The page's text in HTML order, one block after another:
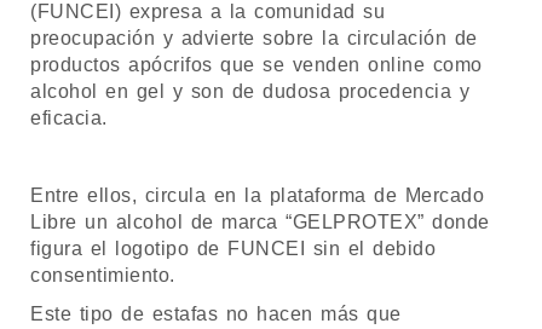
(FUNCEI) expresa a la comunidad su
preocupación y advierte sobre la circulación de
productos apócrifos que se venden online como
alcohol en gel y son de dudosa procedencia y
eficacia.
Entre ellos, circula en la plataforma de Mercado
Libre un alcohol de marca “GELPROTEX” donde
figura el logotipo de FUNCEI sin el debido
consentimiento.
Este tipo de estafas no hacen más que